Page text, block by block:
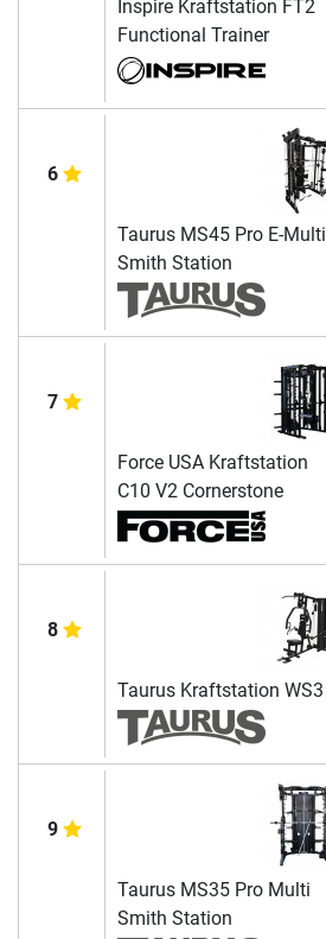
Inspire Kraftstation FT2
Functional Trainer
6
Taurus MS45 Pro E-Multi
Smith Station
7
Force USA Kraftstation
C10 V2 Cornerstone
8
Taurus Kraftstation WS3
9
Taurus MS35 Pro Multi
Smith Station